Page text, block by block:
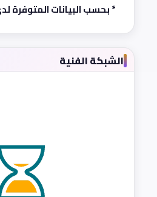
* بحسب البيانات المتوفرة
الشبكة الفنية